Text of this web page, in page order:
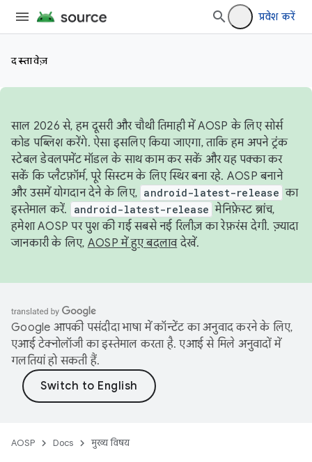
प्रवेश करें
दस्तावेज़
साल 2026 से, हम दूसरी और चौथी तिमाही में AOSP के लिए सोर्स
कोड पब्लिश करेंगे. ऐसा इसलिए किया जाएगा, ताकि हम अपने ट्रंक
स्टेबल डेवलपमेंट मॉडल के साथ काम कर सकें और यह पक्का कर
सकें कि प्लैटफ़ॉर्म, पूरे सिस्टम के लिए स्थिर बना रहे. AOSP बनाने
और उसमें योगदान देने के लिए, android-latest-release का
इस्तेमाल करें.
android-latest-release मेनिफ़ेस्ट ब्रांच,
हमेशा AOSP पर पुश की गई सबसे नई रिलीज़ का रेफ़रंस देगी. ज़्यादा
जानकारी के लिए, AOSP में हुए बदलावदेखें.
Google आपकी पसंदीदा भाषा में कॉन्टेंट का अनुवाद करने के लिए,
एआई टेक्नोलॉजी का इस्तेमाल करता है. एआई से मिले अनुवादों में
गलतियां हो सकती हैं.
AOSP Docs मुख्य विषय